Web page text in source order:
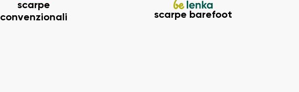
scarpe
convenzionali
scarpe barefoot